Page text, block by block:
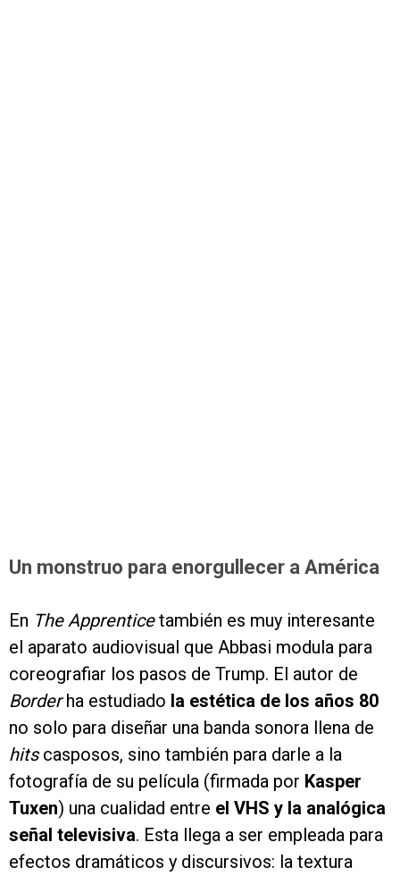
Un monstruo para enorgullecer a América
En The Apprenticetambién es muy interesante
el aparato audiovisual que Abbasi modula para
coreografiar los pasos de Trump. El autor de
Borderha estudiado la estética de los años 80
no solo para diseñar una banda sonora llena de
hitscasposos, sino también para darle a la
fotografía de su película (firmada por Kasper
Tuxen) una cualidad entre el VHS y la analógica
señal televisiva. Esta llega a ser empleada para
efectos dramáticos y discursivos: la textura